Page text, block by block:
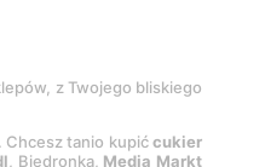
z Twojego bliskiego
. Chcesz tanio kupićcukier
, Biedronka, Media Markt